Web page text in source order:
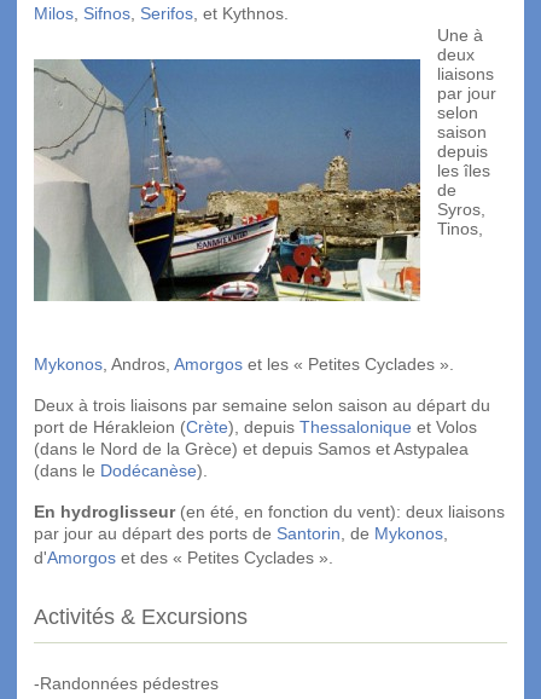
Milos Sifnos Serifos , et Kythnos.
Une à
deux
liaisons
par jour
selon
saison
depuis
les îles
de
Syros,
Tinos,
Mykonos , Andros, Amorgos et les « Petites Cyclades ».
Deux à trois liaisons par semaine selon saison au départ du
port de Hérakleion (Crète), depuis Thessalonique et Volos
(dans le Nord de la Grèce) et depuis Samos et Astypalea
(dans le Dodécanèse).
En hydroglisseur(en été, en fonction du vent): deux liaisons
par jour au départ des ports de Santorin , de Mykonos
d'Amorgos et des « Petites Cyclades ».
Activités & Excursions
-Randonnées pédestres